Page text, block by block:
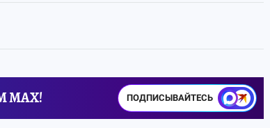
ПОДПИСЫВАЙТЕСЬ